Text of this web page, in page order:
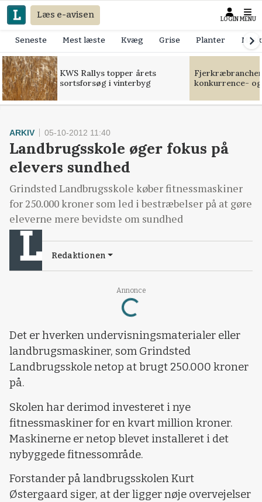
Læs e-avisen LOGIN MENU
Seneste Mest læste Kvæg Grise Planter
KWS Rallys topper årets
sortsforsøg i vinterbyg
konkurrence-
Annonce
Loading...
ARKIV 05-10-2012 11:40
Landbrugsskole øger fokus på
elevers sundhed
Grindsted Landbrugsskole køber fitnessmaskiner
for 250.000 kroner som led i bestræbelser på at gøre
eleverne mere bevidste om sundhed
Redaktionen
Det er hverken undervisningsmaterialer eller
landbrugsmaskiner, som Grindsted
Landbrugsskole netop at brugt 250.000 kroner
på.
Skolen har derimod investeret i nye
fitnessmaskiner for en kvart million kroner.
Maskinerne er netop blevet installeret i det
nybyggede fitnessområde.
Forstander på landbrugsskolen Kurt
Østergaard siger, at der ligger nøje overvejelser